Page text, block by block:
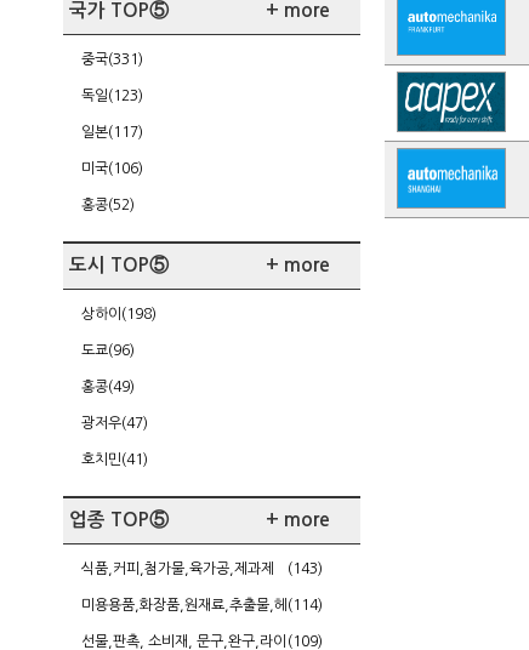
국가 TOP⑤ + more
중국(331)
독일(123)
일본(117)
미국(106)
홍콩(52)
도시 TOP⑤ + more
상하이(198)
도쿄(96)
홍콩(49)
광저우(47)
호치민(41)
업종 TOP⑤ + more
식품,커피,첨가물,육가공,제과제
(143)
미용용품,화장품,원재료,추출물,헤 (114)
선물,판촉, 소비재, 문구,완구,라이 (109)